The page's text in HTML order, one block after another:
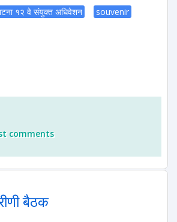
१२ वे संयुक्त अधिवेशन
souvenir
शेतकरी संघटना १२ वे संयुक्त अधिवेशन - चंद्रपूर
comments
बैठक